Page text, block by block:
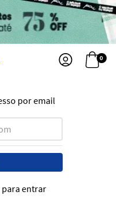
0
para entrar
por email